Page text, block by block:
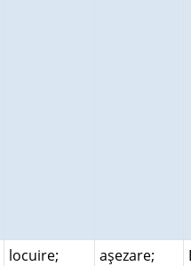
locuire;
aşezare;